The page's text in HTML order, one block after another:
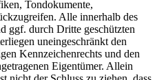
Tondokumente,
Alle innerhalb des
ggf. durch Dritte geschützten
uneingeschränkt den
Kennzeichenrechts und den
Eigentümer. Allein